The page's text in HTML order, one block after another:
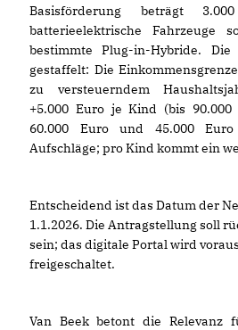
Basisförderung beträgt
batterieelektrische Fahrzeuge
bestimmte Plug-in-Hybride.
gestaffelt: Die
zu versteuerndem
+5.000 Euro je Kind (bis
60.000 Euro und 45.000
Aufschläge; pro Kind kommt ein
Entscheidend ist das Datum der
1.1.2026. Die Antragstellung soll
sein; das digitale Portal wird
freigeschaltet.
Van Beek betont die Relevanz